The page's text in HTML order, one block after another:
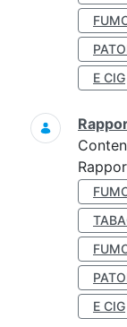
E CIG
E CIG